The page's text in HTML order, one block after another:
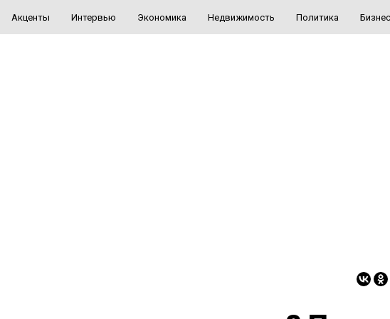
Акценты Интервью Экономика Недвижимость Политика Бизнес